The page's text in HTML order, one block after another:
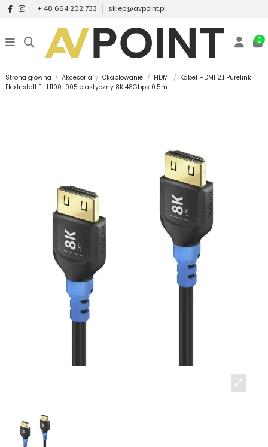
+ 48 664 202 733 sklep@avpoint.pl
0
Strona główna Akcesoria Okablowanie HDMI
Kabel HDMI 2.1 Purelink
FlexInstall FI-H100-005 elastyczny 8K 48Gbps 0,5m